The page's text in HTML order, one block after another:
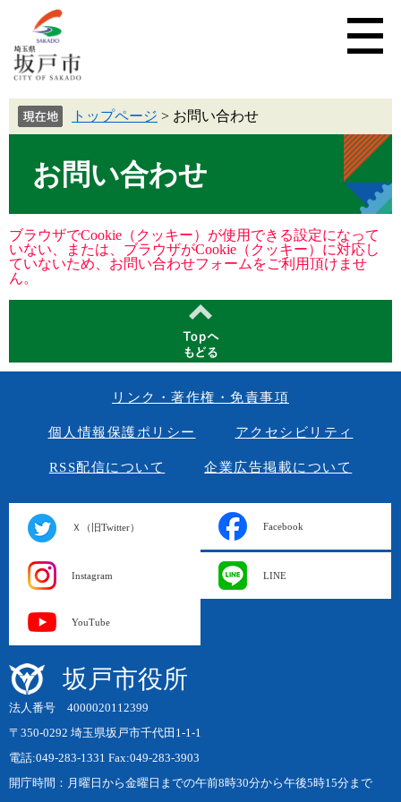
トップページ > お問い合わせ
お問い合わせ
ブラウザでCookie（クッキー）が使用できる設定になって
いない、または、ブラウザがCookie（クッキー）に対応し
ていないため、お問い合わせフォームをご利用頂けませ
ん。
リンク・著作権・免責事項
個人情報保護ポリシー アクセシビリティ
RSS配信について 企業広告掲載について
Ｘ（旧Twitter） Facebook
Instagram LINE
YouTube
坂戸市役所
法人番号 4000020112399
〒350-0292 埼玉県坂戸市千代田1-1-1
電話:049-283-1331 Fax:049-283-3903
開庁時間：月曜日から金曜日までの午前8時30分から午後5時15分まで